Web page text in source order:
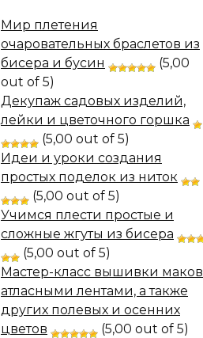
Мир плетения
очаровательных браслетов из
бисера и бусин
(5,00
out of 5)
Декупаж садовых изделий,
лейки и цветочного горшка
(5,00 out of 5)
Идеи и уроки создания
простых поделок из ниток
(5,00 out of 5)
Учимся плести простые и
сложные жгуты из бисера
(5,00 out of 5)
Мастер-класс вышивки маков
атласными лентами, а также
других полевых и осенних
цветов
(5,00 out of 5)